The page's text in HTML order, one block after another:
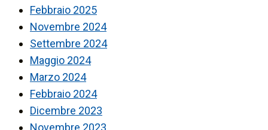
Febbraio 2025
Novembre 2024
Settembre 2024
Maggio 2024
Marzo 2024
Febbraio 2024
Dicembre 2023
Novembre 2023